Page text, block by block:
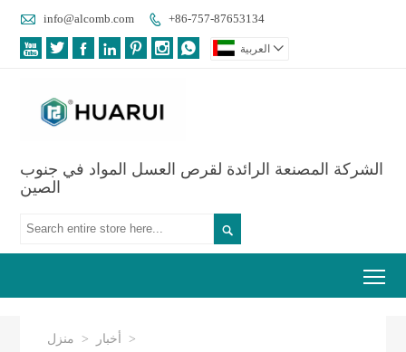
 info@alcomb.com  +86-757-87653134
       العربية 
الشركة المصنعة الرائدة لقرص العسل المواد في جنوب
الصين

منزل > أخبار
>